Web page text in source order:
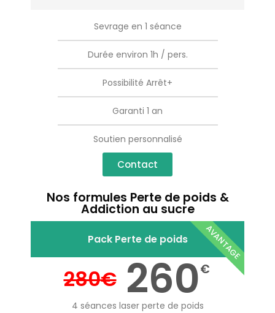
Sevrage en 1 séance
Durée environ 1h / pers.
Possibilité Arrêt+
Garanti 1 an
Soutien personnalisé
Contact
Nos formules Perte de poids &
Addiction au sucre
Pack Perte de poids
280€ 260€
4 séances laser perte de poids
AVANTAGE